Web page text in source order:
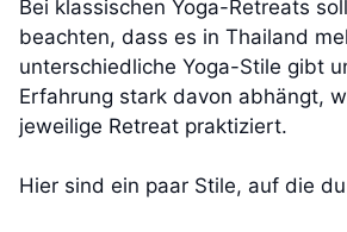
Bei klassischen Yoga-Retreats
beachten, dass es in Thailand
unterschiedliche Yoga-Stile gibt
Erfahrung stark davon abhängt,
jeweilige Retreat praktiziert.
Hier sind ein paar Stile, auf die